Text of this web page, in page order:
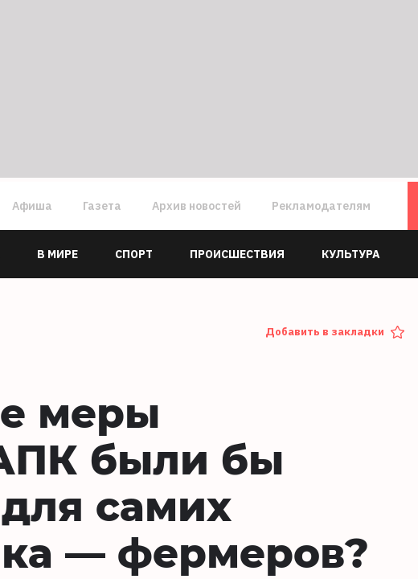
Афиша Газета Архив новостей Рекламодателям
В МИРЕ СПОРТ ПРОИСШЕСТВИЯ КУЛЬТУРА
Добавить в закладки
меры
были бы
самих
— фермеров?